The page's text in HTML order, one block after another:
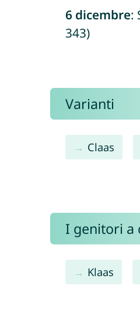
6 dicembre:
343)
Varianti
Claas
I genitori a
Klaas